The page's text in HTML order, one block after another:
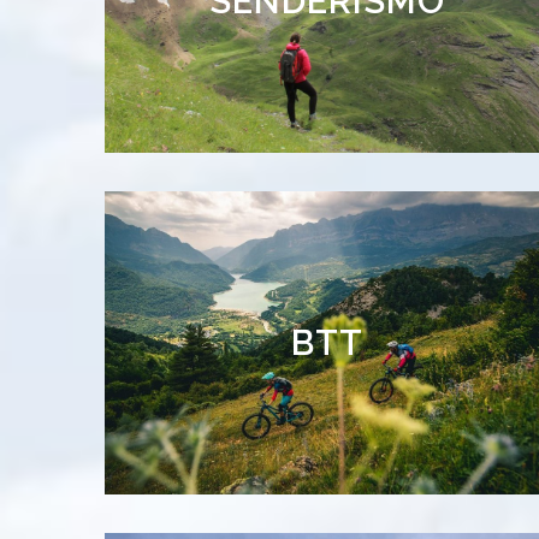
READ MORE
BTT
Rueda por las
mejores rutas BTT